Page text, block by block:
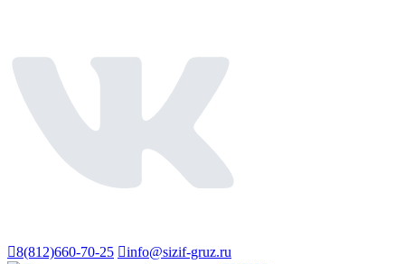
8(812)660-70-25 info@sizif-gruz.ru